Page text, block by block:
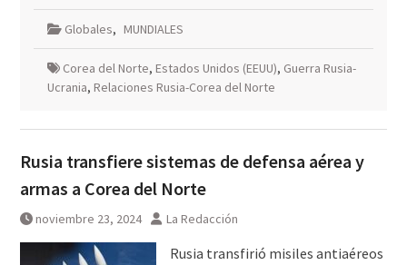
Globales, MUNDIALES
Corea del Norte, Estados Unidos (EEUU), Guerra Rusia-
Ucrania, Relaciones Rusia-Corea del Norte
Rusia transfiere sistemas de defensa aérea y
armas a Corea del Norte
noviembre 23, 2024 La Redacción
Rusia transfirió misiles antiaéreos